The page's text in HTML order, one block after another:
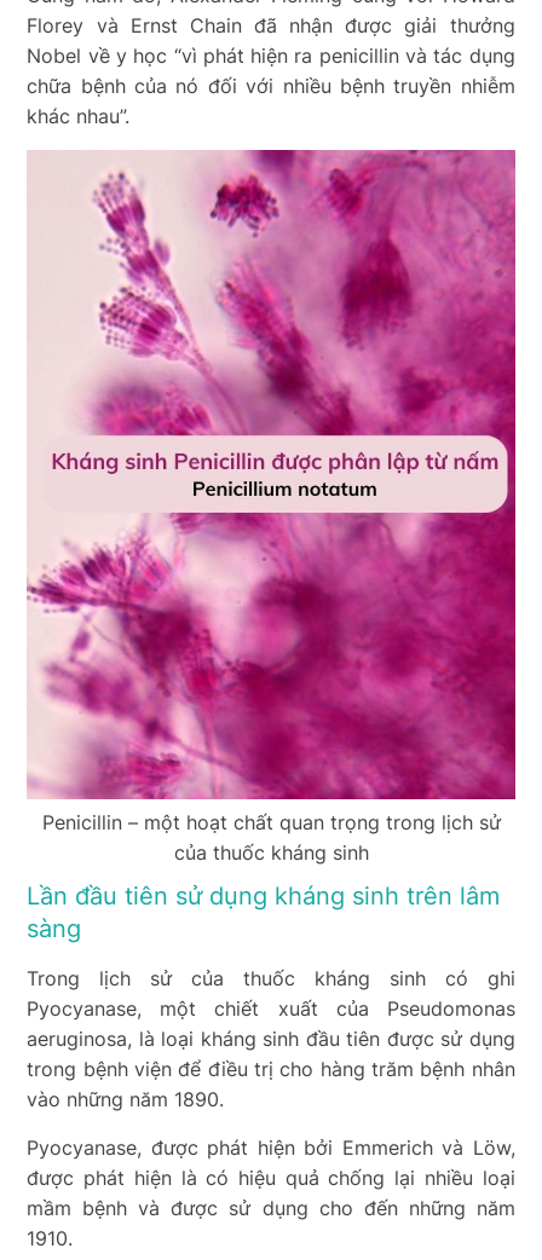
Florey và Ernst Chain đã nhận được giải thưởng
Nobel về y học “vì phát hiện ra penicillin và tác dụng
chữa bệnh của nó đối với nhiều bệnh truyền nhiễm
khác nhau”.
Penicillin – một hoạt chất quan trọng trong lịch sử
của thuốc kháng sinh
Lần đầu tiên sử dụng kháng sinh trên lâm
sàng
Trong lịch sử của thuốc kháng sinh có ghi
Pyocyanase, một chiết xuất của Pseudomonas
aeruginosa, là loại kháng sinh đầu tiên được sử dụng
trong bệnh viện để điều trị cho hàng trăm bệnh nhân
vào những năm 1890.
Pyocyanase, được phát hiện bởi Emmerich và Löw,
được phát hiện là có hiệu quả chống lại nhiều loại
mầm bệnh và được sử dụng cho đến những năm
1910.